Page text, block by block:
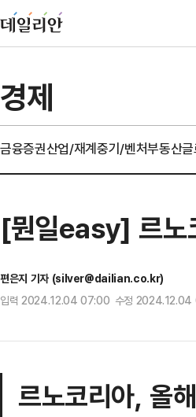
경제
금융증권산업/재계중기/벤처부동산
[뭔일easy] 르노
편은지 기자 (silver@dailian.co.kr)
입력 2024.12.04 07:00 수정
르노코리아, 올